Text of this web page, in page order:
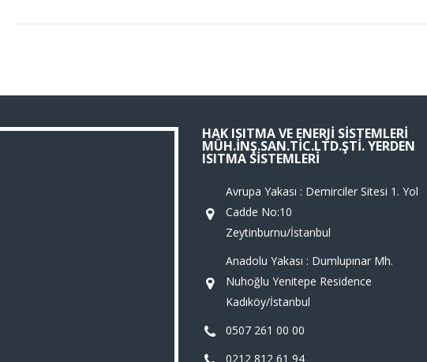
HAK ISITMA VE ENERJI SISTEMLERI
MÜH.İNŞ.SAN.TIC.LTD.ŞTI. YERDEN
ISITMA SISTEMLERI
Avrupa Yakası : Demirciler Sitesi 1. Yol
Cadde No:10
Zeytinburnu/İstanbul
Anadolu Yakası : Dumlupınar Mh.
Nuhoğlu Yenitepe Residence
Kadıköy/İstanbul
0507 261 00 00
0212 812 61 94